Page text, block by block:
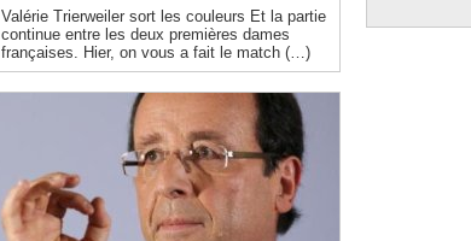
Valérie Trierweiler sort les couleurs Et la partie
continue entre les deux premières dames
françaises. Hier, on vous a fait le match (…)